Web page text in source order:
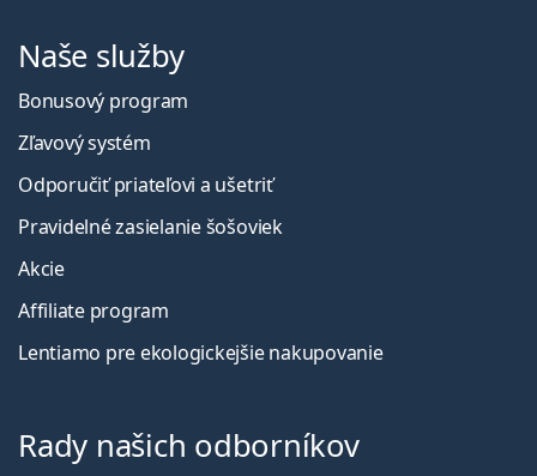
Naše služby
Bonusový program
Zľavový systém
Odporučiť priateľovi a ušetriť
Pravidelné zasielanie šošoviek
Akcie
Affiliate program
Lentiamo pre ekologickejšie nakupovanie
Rady našich odborníkov